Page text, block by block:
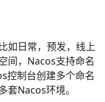
如日常，预发，线上
间，Nacos支持命名
控制台创建多个命名
套Nacos环境。